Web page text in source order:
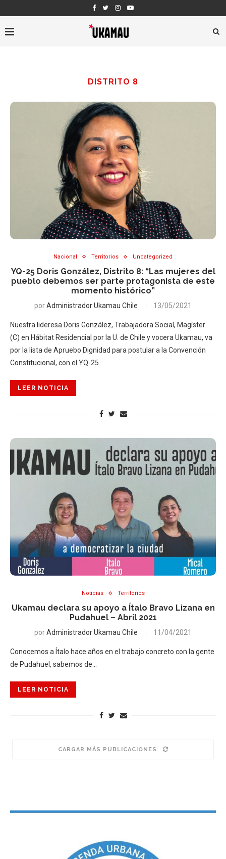
DISTRITO 8
Nacional Territorios Uncategorized
YQ-25 Doris González, Distrito 8: “Las mujeres del
pueblo debemos ser parte protagonista de este
momento histórico”
porAdministrador Ukamau Chile 13/05/2021
Nuestra lideresa Doris González, Trabajadora Social, Magíster
(C) en Hábitat Residencial por la U. de Chile y vocera Ukamau, va
por la lista de Apruebo Dignidad para postular a la Convención
Constitucional, con el YQ-25.
LEER NOTICIA
Noticias Territorios
Ukamau declara su apoyo a Ítalo Bravo Lizana en
Pudahuel – Abril 2021
porAdministrador Ukamau Chile 11/04/2021
Conocemos a Ítalo hace años en el trabajo concreto con la gente
de Pudahuel, sabemos de…
LEER NOTICIA
CARGAR MÁS PUBLICACIONES